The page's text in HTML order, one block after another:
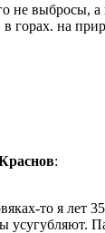
не выбросы,
горах. на
:
то я лет
усугубляют.